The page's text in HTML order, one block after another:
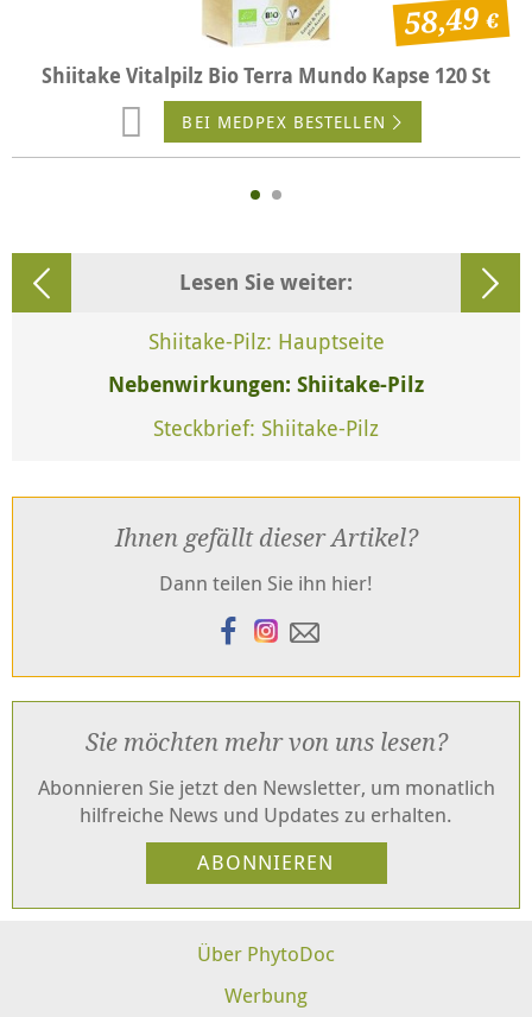
Shiitake Vitalpilz Bio Terra Mundo Kapse 120 St
58,49
BEI MEDPEX BESTELLEN
Lesen Sie weiter:
Shiitake-Pilz: Hauptseite
Nebenwirkungen: Shiitake-Pilz
Steckbrief: Shiitake-Pilz
Ihnen gefällt dieser Artikel?
Dann teilen Sie ihn hier!
Sie möchten mehr von uns lesen?
Abonnieren Sie jetzt den Newsletter, um monatlich
hilfreiche News und Updates zu erhalten.
Über PhytoDoc
Werbung